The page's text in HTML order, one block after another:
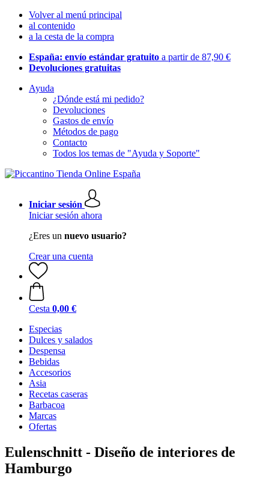
Volver al menú principal
al contenido
a la cesta de la compra
España: envío estándar gratuito a partir de 87,90 €
Devoluciones gratuitas
Ayuda
¿Dónde está mi pedido?
Devoluciones
Gastos de envío
Métodos de pago
Contacto
Todos los temas de "Ayuda y Soporte"
Iniciar sesión
Iniciar sesión ahora
¿Eres un nuevo usuario?
Crear una cuenta
Cesta 0,00 €
Especias
Dulces y salados
Despensa
Bebidas
Accesorios
Asia
Recetas caseras
Barbacoa
Marcas
Ofertas
Eulenschnitt - Diseño de interiores de
Hamburgo